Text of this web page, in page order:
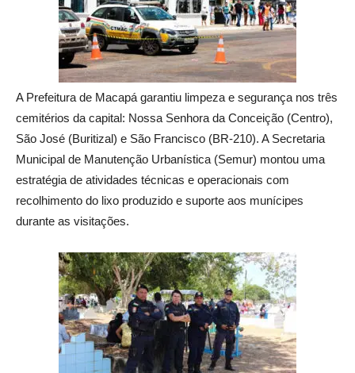
A Prefeitura de Macapá garantiu limpeza e segurança nos três
cemitérios da capital: Nossa Senhora da Conceição (Centro),
São José (Buritizal) e São Francisco (BR-210). A Secretaria
Municipal de Manutenção Urbanística (Semur) montou uma
estratégia de atividades técnicas e operacionais com
recolhimento do lixo produzido e suporte aos munícipes
durante as visitações.